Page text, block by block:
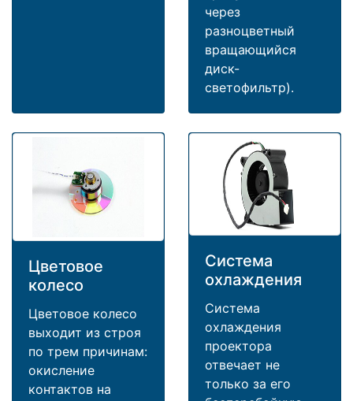
через
разноцветный
вращающийся
диск-
светофильтр).
Цветовое
колесо
Цветовое колесо
выходит из строя
по трем причинам:
окисление
контактов на
Система
охлаждения
Система
охлаждения
проектора
отвечает не
только за его